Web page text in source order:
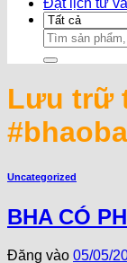
Đặt lịch tư
Search
for:
Lưu trữ
Uncategorized
BHA CÓ
Đăng vào 05/05/